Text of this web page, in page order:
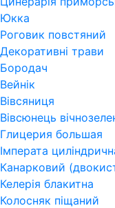
Юкка
Роговик повстяний
Декоративні трави
Бородач
Вейнік
Вівсяниця
Вівсюнець
Глицерия большая
Імперата
Канарковий
Келерія блакитна
Колосняк піщаний